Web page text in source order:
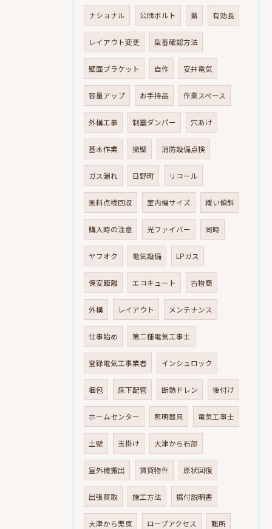
ナショナル 公団ボルト 蓋 有効長
レイアウト変更 型番確認方法
壁面ブラケット 自作 安井電気
容量アップ お手持品 作業スペース
外構工事 制震ダンパー 穴あけ
基本作業 擁壁 消防設備点検
ガス漏れ 日野町 リコール
無料点検回収 室内機サイズ 緩い傾斜
購入時の注意 光ファイバー 同時
ヤフオク 電気設備 LPガス
保安距離 エコキュート 古物商
外構 レイアウト メンテナンス
仕事始め 第二種電気工事士
登録電気工事業者 インシュロック
梱包 床下配管 断熱ドレン 後付け
ホームセンター 照明器具 電気工事士
土壁 玉掛け 大津から石部
室外機搬出 賃貸物件 原状回復
出張買取 施工方法 据付説明書
大津から栗東 ロープアクセス 難所